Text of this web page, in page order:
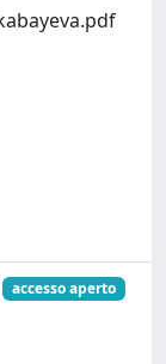
accesso aperto